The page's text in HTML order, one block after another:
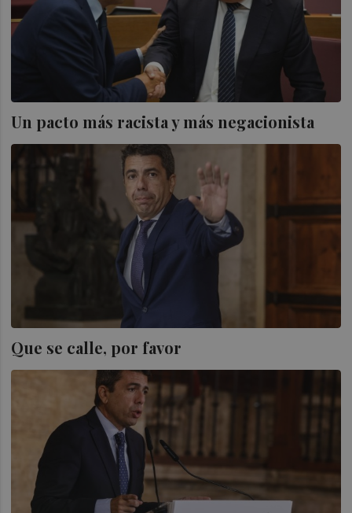
Un pacto más racista y más negacionista
Que se calle, por favor